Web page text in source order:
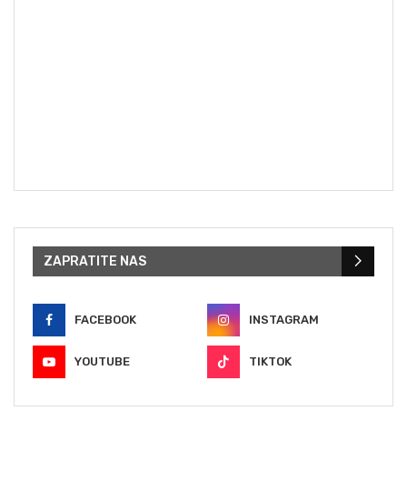
ZAPRATITE NAS
FACEBOOK INSTAGRAM
YOUTUBE TIKTOK